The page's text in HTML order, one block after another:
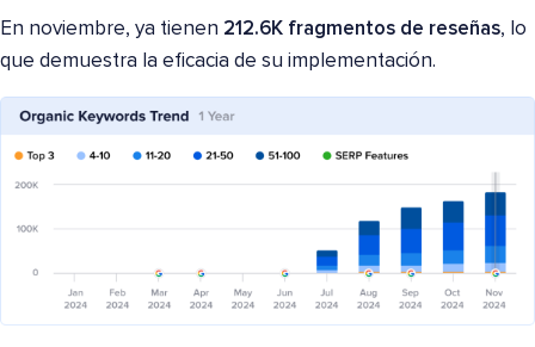
En noviembre, ya tienen 212.6K fragmentos de reseñas, lo
que demuestra la eficacia de su implementación.